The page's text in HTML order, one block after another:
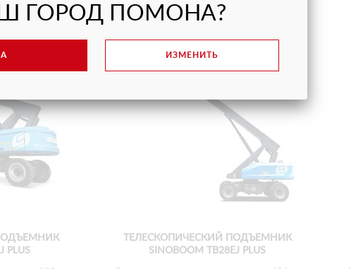
PLUS
ТЕЛЕСКОПИЧЕСКИЙ ПОДЪЕМНИК
SINOBOOM TB28EJ PLUS
ГОРОД ПОМОНА?
ИЗМЕНИТЬ